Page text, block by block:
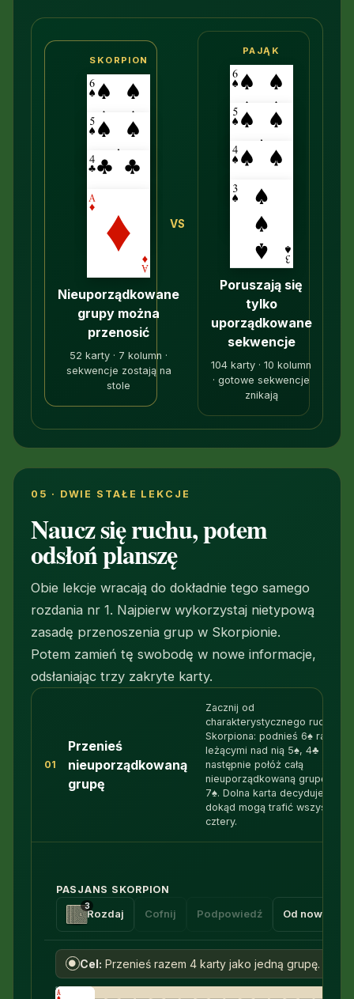
SKORPION
Nieuporządkowane
grupy można
przenosić
52 karty · 7 kolumn ·
sekwencje zostają na
stole
VS
PAJĄK
Poruszają się
tylko
uporządkowane
sekwencje
104 karty · 10 kolumn
· gotowe sekwencje
znikają
05 · DWIE STAŁE LEKCJE
Naucz się ruchu, potem
odsłoń planszę
Obie lekcje wracają do dokładnie tego samego
rozdania nr 1. Najpierw wykorzystaj nietypową
zasadę przenoszenia grup w Skorpionie.
Potem zamień tę swobodę w nowe informacje,
odsłaniając trzy zakryte karty.
01
Przenieś
nieuporządkowaną
grupę
Zacznij od
charakterystycznego ruchu
Skorpiona: podnieś 6♠ razem
leżącymi nad nią 5♠, 4♣ i A♦, a
następnie połóż całą
nieuporządkowaną grupę na
7♠. Dolna karta decyduje,
dokąd mogą trafić wszystkie
cztery.
PASJANS SKORPION
3
Rozdaj Cofnij Podpowiedź Od nowa
● Cel: Przenieś razem 4 karty jako jedną grupę.